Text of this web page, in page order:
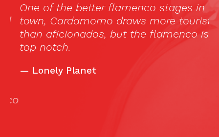
One of the better flamenco stages in
town, Cardamomo draws more tourists
than aficionados, but the flamenco is
top notch.
—Lonely Planet